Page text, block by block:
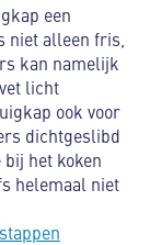
een
niet alleen fris,
kan namelijk
licht
ook voor
dichtgeslibd
het koken
helemaal niet